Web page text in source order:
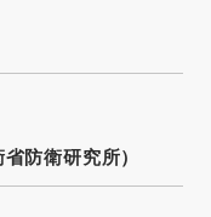
防衛研究所）